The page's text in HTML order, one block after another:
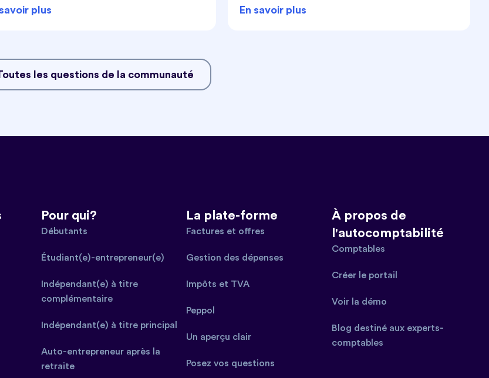
savoir plus En savoir plus
les questions de la communauté
Pour qui?
Débutants
Étudiant(e)-entrepreneur(e)
Indépendant(e) à titre
complémentaire
Indépendant(e) à titre principal
Auto-entrepreneur après la
retraite
La plate-forme
Factures et offres
Gestion des dépenses
Impôts et TVA
Peppol
Un aperçu clair
Posez vos questions
À propos de
l'autocomptabilité
Comptables
Créer le portail
Voir la démo
Blog destiné aux experts-
comptables